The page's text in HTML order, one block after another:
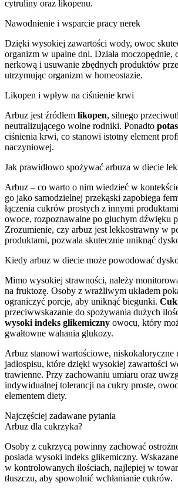
cytruliny oraz likopenu.
Nawodnienie i wsparcie pracy nerek
Dzięki wysokiej zawartości wody, owoc
organizm w upalne dni. Działa moczopędnie,
nerkową i usuwanie zbędnych produktów
utrzymując organizm w homeostazie.
Likopen i wpływ na ciśnienie krwi
Arbuz jest źródłem likopen, silnego
neutralizującego wolne rodniki. Ponadto potas
ciśnienia krwi, co stanowi istotny element
naczyniowej.
Jak prawidłowo spożywać arbuza w diecie
Arbuz – co warto o nim wiedzieć w
go jako samodzielnej przekąski zapobiega
łączenia cukrów prostych z innymi
owoce, rozpoznawalne po głuchym dźwięku
Zrozumienie, czy arbuz jest lekkostrawny w
produktami, pozwala skutecznie uniknąć
Kiedy arbuz w diecie może powodować
Mimo wysokiej strawności, należy
na fruktozę. Osoby z wrażliwym układem
ograniczyć porcje, aby uniknąć biegunki.
przeciwwskazanie do spożywania dużych
wysoki indeks glikemiczny owocu, który
gwałtowne wahania glukozy.
Arbuz stanowi wartościowe, niskokaloryczne
jadłospisu, które dzięki wysokiej zawartości
trawienne. Przy zachowaniu umiaru oraz
indywidualnej tolerancji na cukry proste,
elementem diety.
Najczęściej zadawane pytania
Arbuz dla cukrzyka?
Osoby z cukrzycą powinny zachować
posiada wysoki indeks glikemiczny.
w kontrolowanych ilościach, najlepiej w
tłuszczu, aby spowolnić wchłanianie cukrów.